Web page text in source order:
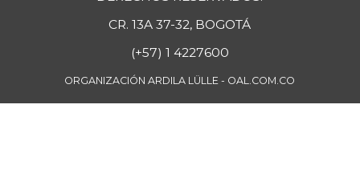
CR. 13A 37-32, BOGOTÁ
(+57) 1 4227600
ORGANIZACIÓN ARDILA LÜLLE - OAL.COM.CO